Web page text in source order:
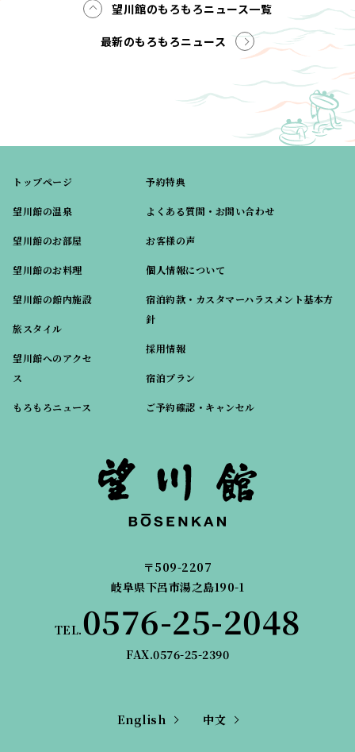
望川館のもろもろニュース一覧
最新のもろもろニュース
トップページ
望川館の温泉
望川館のお部屋
望川館のお料理
望川館の館内施設
旅スタイル
望川館へのアクセ
ス
もろもろニュース
予約特典
よくある質問・お問い合わせ
お客様の声
個人情報について
宿泊約款・カスタマーハラスメント基本方
針
採用情報
宿泊プラン
ご予約確認・キャンセル
〒509-2207
岐阜県下呂市湯之島190-1
TEL.0576-25-2048
FAX.0576-25-2390
English 中文